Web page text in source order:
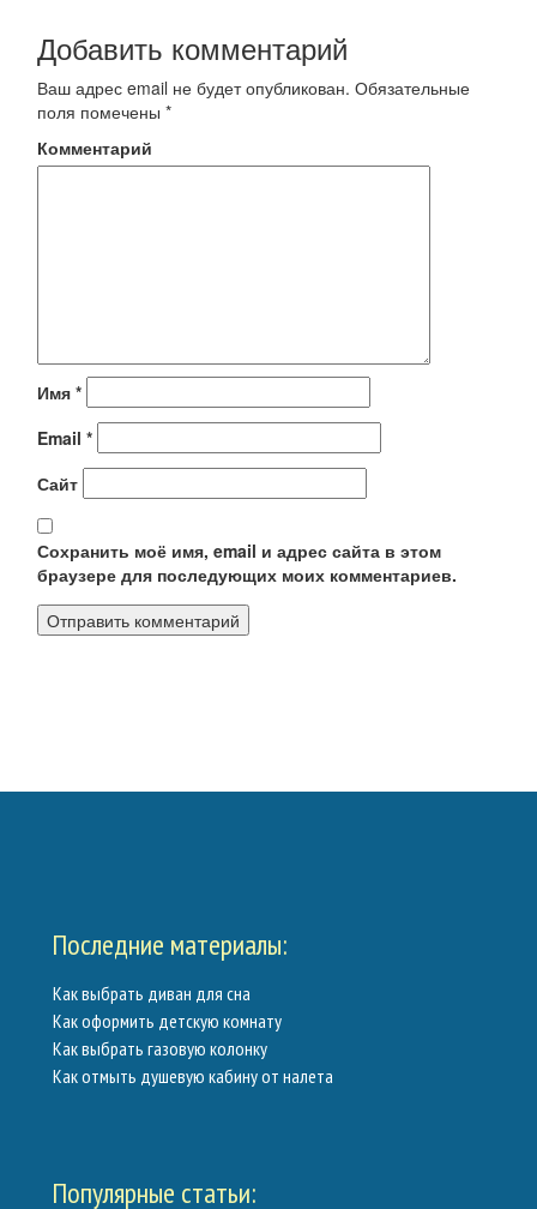
Добавить комментарий
Ваш адрес email не будет опубликован. Обязательные
поля помечены*
Комментарий
Имя*
Email*
Сайт
Сохранить моё имя, email и адрес сайта в этом
браузере для последующих моих комментариев.
Последние материалы:
Как выбрать диван для сна
Как оформить детскую комнату
Как выбрать газовую колонку
Как отмыть душевую кабину от налета
Популярные статьи: